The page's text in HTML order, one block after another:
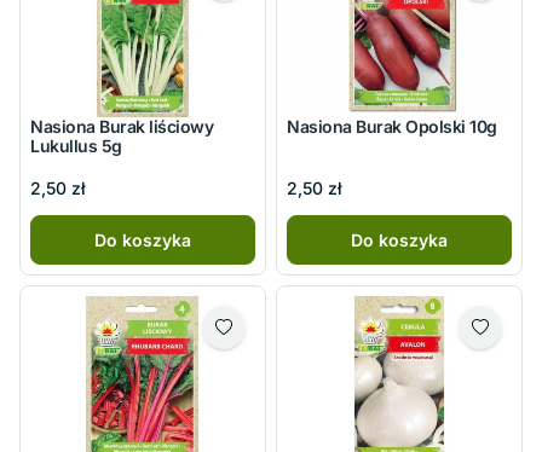
Nasiona Burak liściowy
Lukullus 5g
2,50 zł
Do koszyka
Nasiona Burak Opolski 10g
2,50 zł
Do koszyka